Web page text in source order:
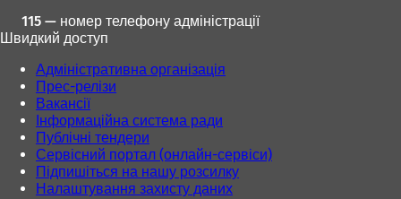
115 — номер телефону адміністрації
Швидкий доступ
Адміністративна організація
Прес-релізи
Вакансії
Інформаційна система ради
Публічні тендери
Сервісний портал (онлайн-сервіси)
Підпишіться на нашу розсилку
Налаштування захисту даних